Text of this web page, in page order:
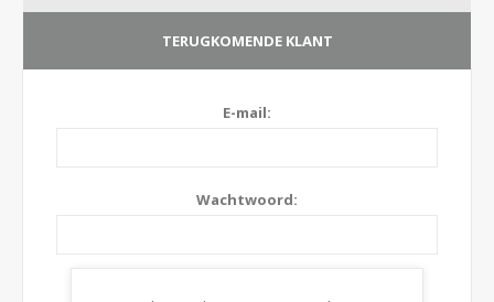
TERUGKOMENDE KLANT
E-mail:
Wachtwoord: